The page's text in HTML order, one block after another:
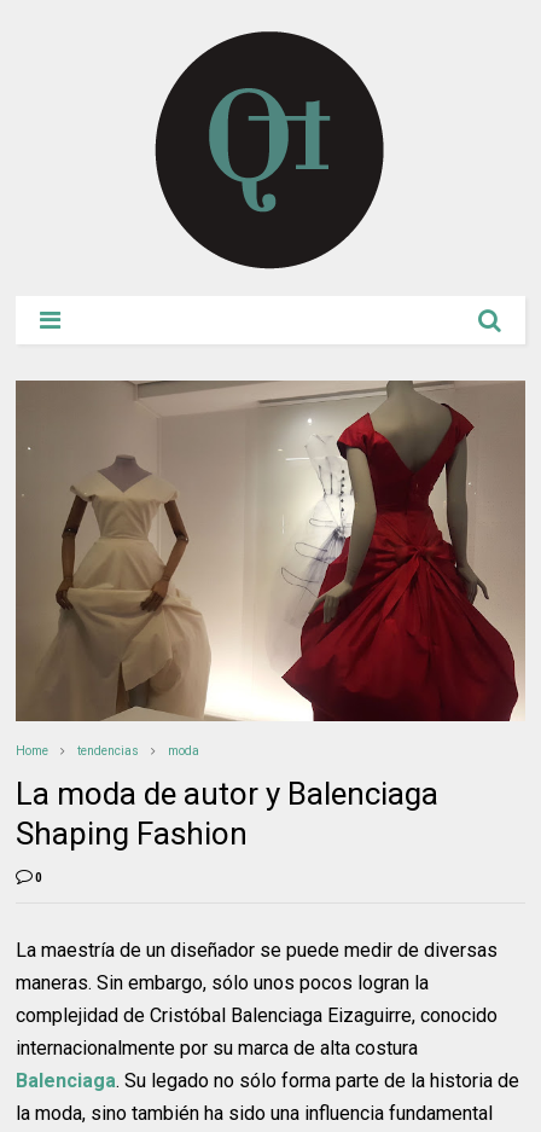
Home tendencias moda
La moda de autor y Balenciaga
Shaping Fashion
0
La maestría de un diseñador se puede medir de diversas
maneras. Sin embargo, sólo unos pocos logran la
complejidad de Cristóbal Balenciaga Eizaguirre, conocido
internacionalmente por su marca de alta costura
Balenciaga. Su legado no sólo forma parte de la historia de
la moda, sino también ha sido una influencia fundamental